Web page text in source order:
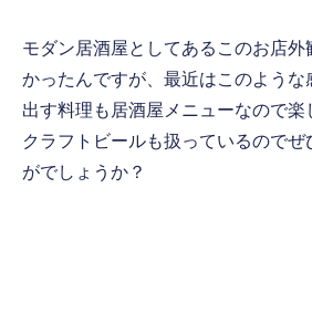
モダン居酒屋としてあるこのお店外
かったんですが、最近はこのような
出す料理も居酒屋メニューなので楽
クラフトビールも扱っているので
がでしょうか？